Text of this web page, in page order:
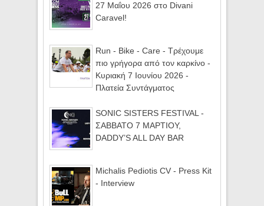
27 Μαΐου 2026 στο Divani
Caravel!
Run - Bike - Care - Τρέχουμε
πιο γρήγορα από τον καρκίνο -
Κυριακή 7 Ιουνίου 2026 -
Πλατεία Συντάγματος
SONIC SISTERS FESTIVAL -
ΣΑΒΒΑΤΟ 7 ΜΑΡΤΙΟΥ,
DADDY’S ALL DAY BAR
Michalis Pediotis CV - Press Kit
- Interview